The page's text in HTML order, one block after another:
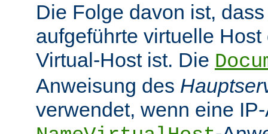
Die Folge davon ist,
aufgeführte virtuelle
Virtual-Host ist. Die
Anweisung des
verwendet, wenn eine